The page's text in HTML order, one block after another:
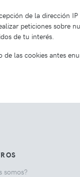
de la dirección
peticiones sobre
de tu interés.
las cookies antes
somos?